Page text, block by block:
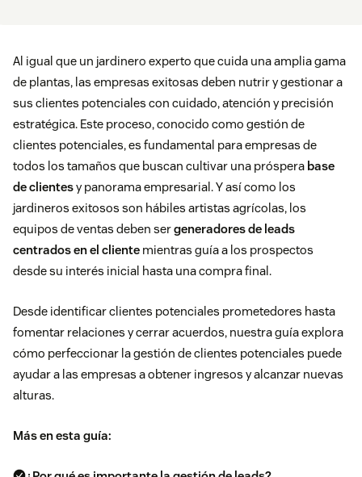
Al igual que un jardinero experto que cuida una amplia gama
de plantas, las empresas exitosas deben nutrir y gestionar a
sus clientes potenciales con cuidado, atención y precisión
estratégica. Este proceso, conocido como gestión de
clientes potenciales, es fundamental para empresas de
todos los tamaños que buscan cultivar una próspera base
de clientesy panorama empresarial. Y así como los
jardineros exitosos son hábiles artistas agrícolas, los
equipos de ventas deben sergeneradores de leads
centrados en el cliente mientras guía a los prospectos
desde su interés inicial hasta una compra final.
Desde identificar clientes potenciales prometedores hasta
fomentar relaciones y cerrar acuerdos, nuestra guía explora
cómo perfeccionar la gestión de clientes potenciales puede
ayudar a las empresas a obtener ingresos y alcanzar nuevas
alturas.
Más en esta guía: